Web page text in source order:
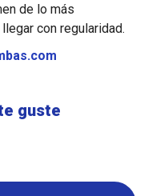
de lo más
con regularidad.
guste